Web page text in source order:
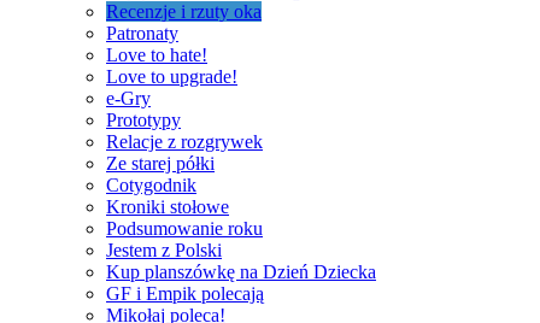
Recenzje i rzuty oka
Patronaty
Love to hate!
Love to upgrade!
e-Gry
Prototypy
Relacje z rozgrywek
Ze starej półki
Cotygodnik
Kroniki stołowe
Podsumowanie roku
Jestem z Polski
Kup planszówkę na Dzień Dziecka
GF i Empik polecają
Mikołaj poleca!